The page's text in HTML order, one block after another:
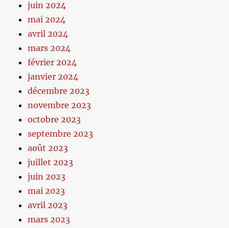
juin 2024
mai 2024
avril 2024
mars 2024
février 2024
janvier 2024
décembre 2023
novembre 2023
octobre 2023
septembre 2023
août 2023
juillet 2023
juin 2023
mai 2023
avril 2023
mars 2023